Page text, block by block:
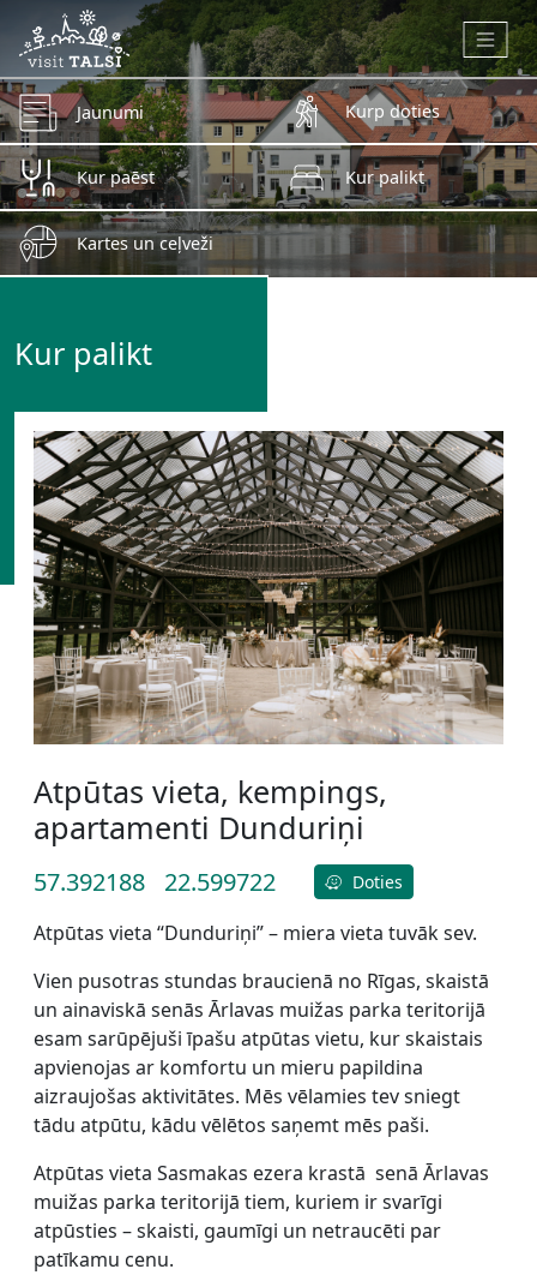
Skip to main content
Jaunumi Kurp doties
Kur paēst Kur palikt
Kartes un ceļveži
Kur palikt
Atpūtas vieta, kempings,
apartamenti Dunduriņi
57.392188 22.599722 Doties
Atpūtas vieta “Dunduriņi” – miera vieta tuvāk sev.
Vien pusotras stundas braucienā no Rīgas, skaistā
un ainaviskā senās Ārlavas muižas parka teritorijā
esam sarūpējuši īpašu atpūtas vietu, kur skaistais
apvienojas ar komfortu un mieru papildina
aizraujošas aktivitātes. Mēs vēlamies tev sniegt
tādu atpūtu, kādu vēlētos saņemt mēs paši.
Atpūtas vieta Sasmakas ezera krastā senā Ārlavas
muižas parka teritorijā tiem, kuriem ir svarīgi
atpūsties – skaisti, gaumīgi un netraucēti par
patīkamu cenu.